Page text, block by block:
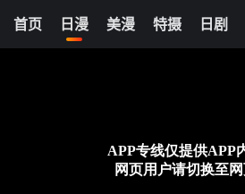
首页 日漫 美漫 特摄 日剧
清空